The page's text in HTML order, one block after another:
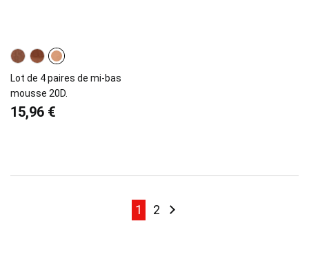
Lot de 4 paires de mi-bas
mousse 20D.
15,96 €
Page
Page
1 Page
2 Page
Suivant